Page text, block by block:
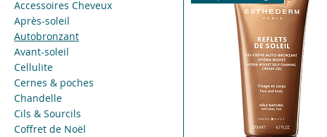
Accessoires Cheveux
Après-soleil
Autobronzant
Avant-soleil
Cellulite
Cernes & poches
Chandelle
Cils & Sourcils
Coffret de Noël